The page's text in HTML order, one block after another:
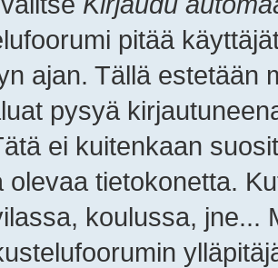
pitää
ajan. Tällä estetään
pysyä
ei kuitenkaan
olevaa tietokonetta.
koulussa, jne...